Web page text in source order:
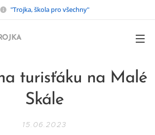
"Trojka, škola pro všechny"
turisťáku na Malé
Skále
15.06.2023